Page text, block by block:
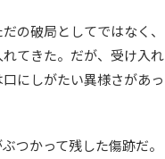
の破局としてではなく、
てきた。だが、受け入れ
にしがたい異様さがあっ
つかって残した傷跡だ。